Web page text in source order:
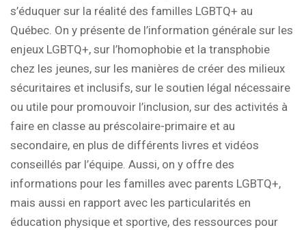
s’éduquer sur la réalité des familles LGBTQ+ au
Québec. On y présente de l’information générale sur les
enjeux LGBTQ+, sur l’homophobie et la transphobie
chez les jeunes, sur les manières de créer des milieux
sécuritaires et inclusifs, sur le soutien légal nécessaire
ou utile pour promouvoir l’inclusion, sur des activités à
faire en classe au préscolaire-primaire et au
secondaire, en plus de différents livres et vidéos
conseillés par l’équipe. Aussi, on y offre des
informations pour les familles avec parents LGBTQ+,
mais aussi en rapport avec les particularités en
éducation physique et sportive, des ressources pour